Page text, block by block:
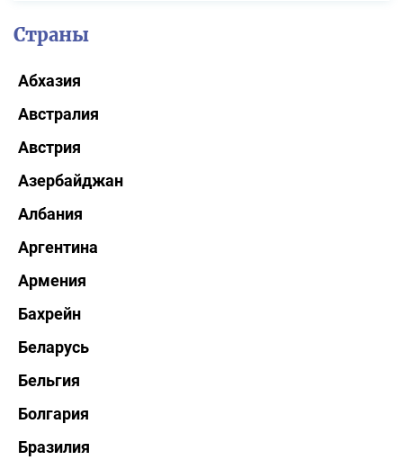
Страны
Абхазия
Австралия
Австрия
Азербайджан
Албания
Аргентина
Армения
Бахрейн
Беларусь
Бельгия
Болгария
Бразилия